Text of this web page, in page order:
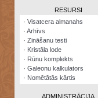
RESURSI
· Visatcera almanahs
· Arhīvs
· Zināšanu testi
· Kristāla lode
· Rūnu komplekts
· Galeonu kalkulators
· Nomētātās kārtis
ADMINISTRĀCIJA